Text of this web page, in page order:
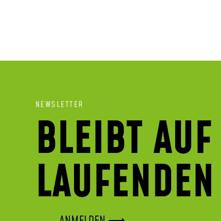
NEWSLETTER
BLEIBT
LAUFENDEN